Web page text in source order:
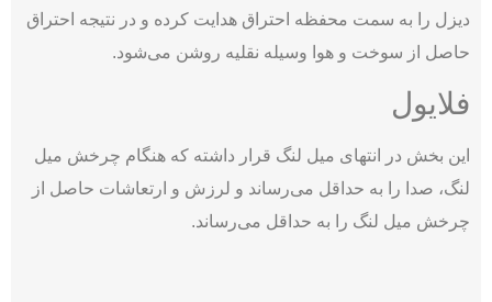
دیزل را به سمت محفظه احتراق هدایت کرده و در نتیجه احتراق
حاصل از سوخت و هوا وسیله نقلیه روشن می‌شود.
فلایول
این بخش در انتهای میل لنگ قرار داشته که هنگام چرخش میل
لنگ، صدا را به حداقل می‌رساند و لرزش و ارتعاشات حاصل از
چرخش میل لنگ را به حداقل می‌رساند.